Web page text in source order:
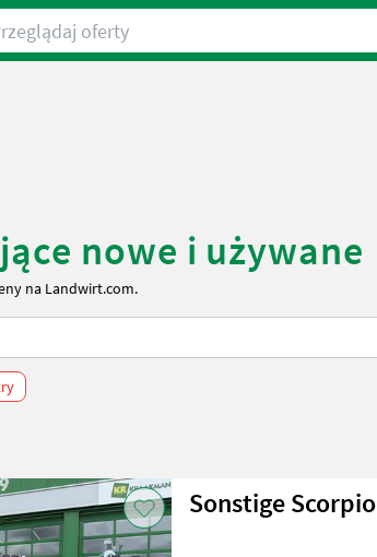
oferty
nowe i używane
na Landwirt.com.
Sonstige Scorpio